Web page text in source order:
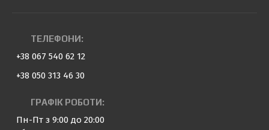
ТЕЛЕФОНИ:
+38 067 540 62 12
+38 050 313 46 30
ГРАФІК РОБОТИ:
Пн-Пт з 9:00 до 20:00